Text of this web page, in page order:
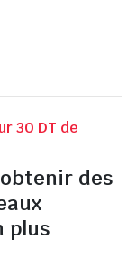
30 DT de
des
plus